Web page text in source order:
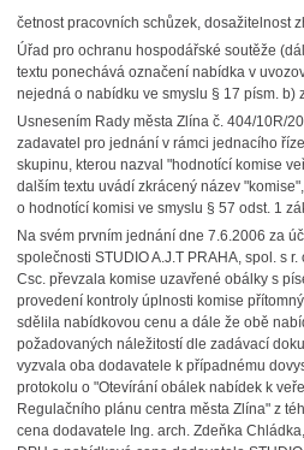
četnost pracovních schůzek, dosažitelnost
Úřad pro ochranu hospodářské soutěže
textu ponechává označení nabídka v
nejedná o nabídku ve smyslu § 17 písm. b)
Usnesením Rady města Zlína č. 404/10R/
zadavatel pro jednání v rámci jednacího
skupinu, kterou nazval "hodnotící komise
dalším textu uvádí zkrácený název
o hodnotící komisi ve smyslu § 57 odst. 1
Na svém prvním jednání dne 7.6.2006 za
společnosti STUDIO A.J.T PRAHA, spol. s
Csc. převzala komise uzavřené obálky s
provedení kontroly úplnosti komise
sdělila nabídkovou cenu a dále že obě
požadovaných náležitostí dle zadávací
vyzvala oba dodavatele k případnému
protokolu o "Otevírání obálek nabídek k
Regulačního plánu centra města Zlína" z
cena dodavatele Ing. arch. Zdeňka